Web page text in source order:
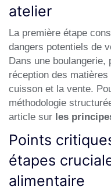
atelier
La première étape
dangers potentiels de
Dans une
réception des
cuisson et la vente.
méthodologie
article sur les
Points
étapes
alimentaire